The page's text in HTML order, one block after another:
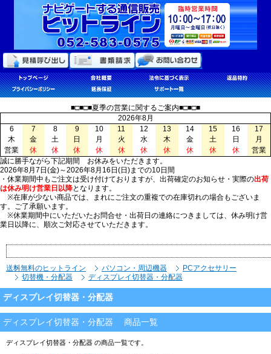
■□■□■夏季の営業に関するご案内■□■□■
2026年8月
6
7 8 9 10 11 12 13 14 15 16
17
木
金 土 日 月 火 水 木 金 土 日
月
営業
休 休 休 休 休 休 休 休 休 休
営業
誠に勝手ながら下記期間 お休みをいただきます。
2026年8月7日(金)～2026年8月16日(日)までの10日間
・休業期間中もご注文は受け付けておりますが、出荷確定のお知らせ・実際の出荷
は休み明け営業日以降となります。
※在庫が少ない商品では、まれにご注文の重複での在庫切れの場合もございま
す。ご了承願います。
※休業期間中にいただいたお問合せ・出荷日の連絡につきましては、休み明け営
業日以降に、順次ご対応させていただきます。
送料無料のヒットライン パソコン・周辺機器
PCアクセサリー
切替機・分配器
ディスプレイ切替器・分配器
ディスプレイ切替器・分配器
ディスプレイ切替器・分配器 商品一覧
ディスプレイ切替器・分配器 の商品一覧です。